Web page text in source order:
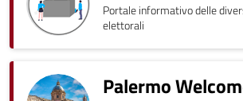
Portale informativo delle
elettorali
Palermo